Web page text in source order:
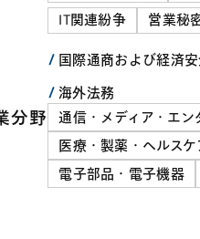
IT関連紛争
営業秘
国際通商および経済
海外法務
分野 通信・メディア・エン
医療・製薬・ヘルスケ
電子部品・電子機器